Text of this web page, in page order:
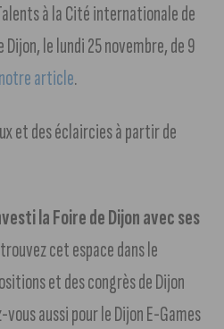
à la Cité internationale de
le lundi 25 novembre, de 9
article.
et des éclaircies à partir de
la Foire de Dijon avec ses
cet espace dans le
et des congrès de Dijon
aussi pour le Dijon E-Games